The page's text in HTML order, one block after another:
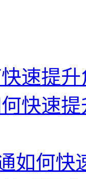
速提
快速
如何快